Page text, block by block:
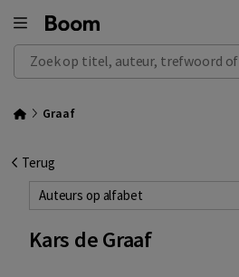
Zoek op titel, auteur, trefwoord of ISBN
Graaf
Terug
Auteurs op alfabet
Kars de Graaf